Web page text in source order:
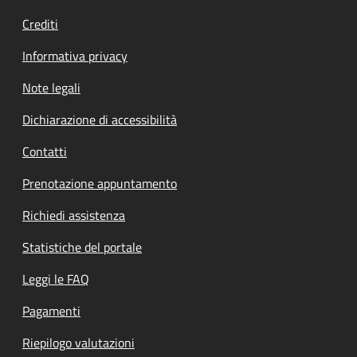
Crediti
Informativa privacy
Note legali
Dichiarazione di accessibilità
Contatti
Prenotazione appuntamento
Richiedi assistenza
Statistiche del portale
Leggi le FAQ
Pagamenti
Riepilogo valutazioni